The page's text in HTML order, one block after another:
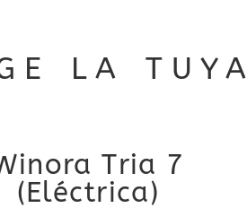
la tuya
Tria 7
(Eléctrica)